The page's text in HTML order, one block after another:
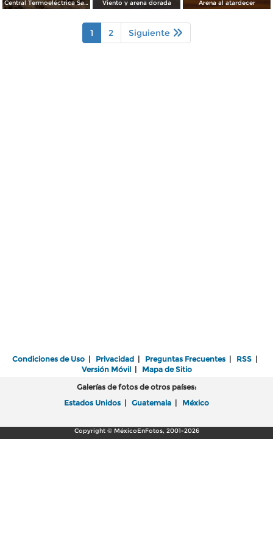
Central Termoeléctrica Samalayuca II Viento y arena dorada Arena al atardecer
1 2 Siguiente
Condiciones de Uso | Privacidad | Preguntas Frecuentes | RSS |
Versión Móvil| Mapa de Sitio
Galerías de fotos de otros países:
Estados Unidos | Guatemala | México
Copyright © MéxicoEnFotos, 2001-2026